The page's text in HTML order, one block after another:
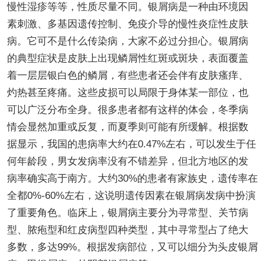
慢性湿疹等等，性质尽量不同。银屑病是一种由环境因
素刺激、多基因遗传控制、免疫介导的慢性炎症性皮肤
病。它可不是什么传染病，大家不必过分担心。银屑病
的典型症状是皮肤上出现鳞屑性红斑或斑块，表面覆盖
着一层层银白色的鳞屑，有些患者还会伴有皮肤瘙痒、
灼热甚至疼痛。这些皮损可以局限于身体某一部位，也
可以广泛分布全身。很多患者都有这样的体会，冬季病
情会显然加重或反复，而夏季则可能有所缓解。根据数
据显示，我国的患病率大约在0.47%左右，可以发生于任
何年龄段，男女发病率没有不错差异，但北方地区的发
病率确实高于南方。大约30%的患者有家族史，遗传率在
全都0%-60%左右，这说明遗传因素在银屑病发病中扮演
了重要角色。临床上，银屑病主要分为寻常型、关节病
型、脓疱型和红皮病型四种类型，其中寻常型占了绝大
多数，多达99%。根据发病部位，又可以细分为头皮银屑